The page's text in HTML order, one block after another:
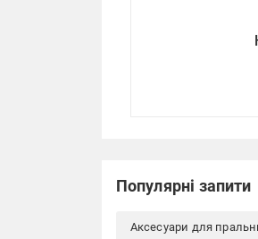
Популярні запити
Аксесуари для